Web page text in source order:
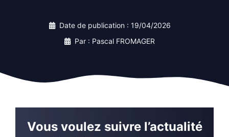
Date de publication : 19/04/2026
Par : Pascal FROMAGER
Vous voulez suivre l’actualité